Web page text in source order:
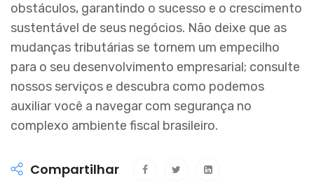
obstáculos, garantindo o sucesso e o crescimento
sustentável de seus negócios. Não deixe que as
mudanças tributárias se tornem um empecilho
para o seu desenvolvimento empresarial; consulte
nossos serviços e descubra como podemos
auxiliar você a navegar com segurança no
complexo ambiente fiscal brasileiro.
Compartilhar